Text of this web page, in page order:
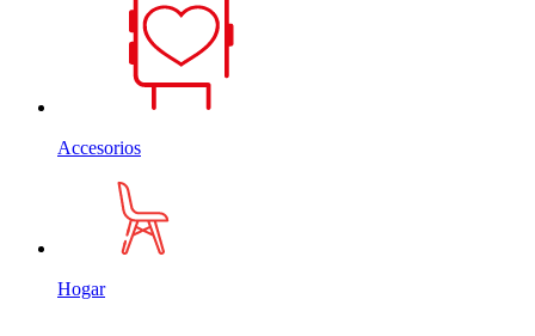
Accesorios
Hogar